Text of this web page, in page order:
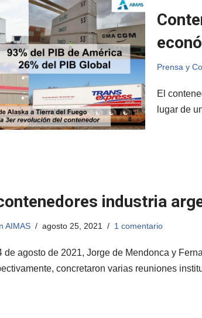
Prensa y
El
lugar de
industria
AIMAS agosto 25, 2021 1 comentario
de agosto de 2021, Jorge de Mendonca y
concretaron varias reuniones